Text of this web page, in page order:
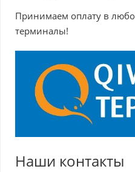
Принимаем оплату в
терминалы!
Наши контакты